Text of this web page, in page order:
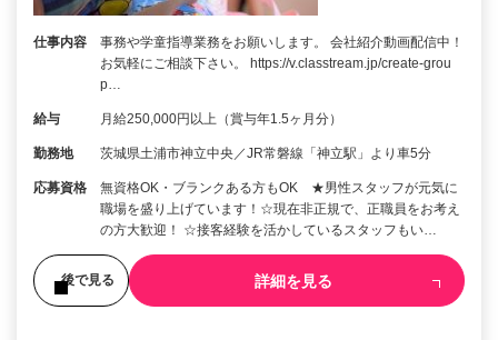
仕事内容
事務や学童指導業務をお願いします。 会社紹介動画配信中！
お気軽にご相談下さい。 https://v.classtream.jp/create-grou
p…
給与 月給250,000円以上（賞与年1.5ヶ月分）
勤務地 茨城県土浦市神立中央／JR常磐線「神立駅」より車5分
応募資格
無資格OK・ブランクある方もOK ★男性スタッフが元気に
職場を盛り上げています！☆現在非正規で、正職員をお考え
の方大歓迎！ ☆接客経験を活かしているスタッフもい…
後で見る 詳細を見る